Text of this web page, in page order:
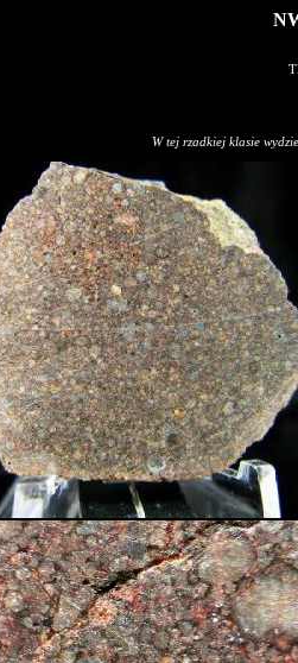
W tej rzadkiej klasie